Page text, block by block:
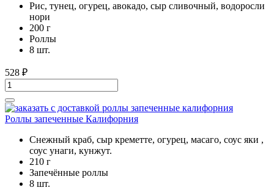
Рис, тунец, огурец, авокадо, сыр сливочный, водоросли
нори
200 г
Роллы
8 шт.
528 ₽
Роллы запеченные Калифорния
Снежный краб, сыр креметте, огурец, масаго, соус яки ,
соус унаги, кунжут.
210 г
Запечённые роллы
8 шт.